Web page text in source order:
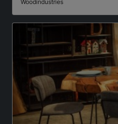
Woodindustries